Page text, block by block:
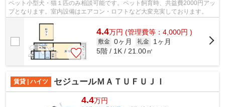
ペット小型犬・猫１匹のみ相談可能です。ペット飼育時、共益費2000円アッ
プとなります。室内設備はエアコン・ロフトなど大変充実しております。
4.4万円 (管理費等：4,000円 )
敷金 0ヶ月 礼金
1ヶ月
5階 / 1K / 21.00㎡
賃貸 | ハイツ セジュールＭＡＴＵＦＵＪＩ
4.4万円